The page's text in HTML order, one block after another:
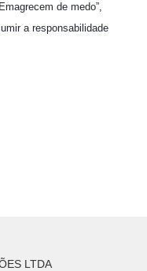
de medo”,
a responsabilidade
LTDA